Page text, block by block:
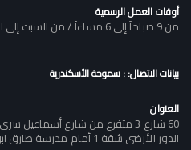
أوقات العمل الرسمية
من 9 صباحاً إلى 6 مساءاً / من السبت إلى الخميس
بيانات الاتصال: : سموحة الأسكندرية
العنوان
60 شارع 3 متفرع من شارع
الدور الأرضى شقة 1 أمام مدرسة طارق ابن زياد , سموحة , الأسكندرية